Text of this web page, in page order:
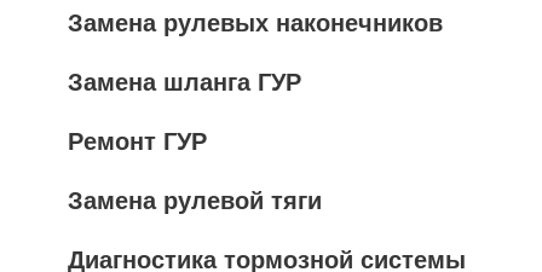
Замена рулевых наконечников
Замена шланга ГУР
Ремонт ГУР
Замена рулевой тяги
Диагностика тормозной системы